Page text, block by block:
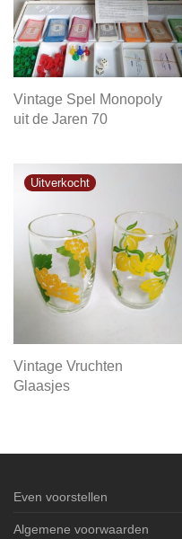
Vintage Spel Monopoly
uit de Jaren 70
Vintage Vruchten
Glaasjes
Even voorstellen
Algemene voorwaarden